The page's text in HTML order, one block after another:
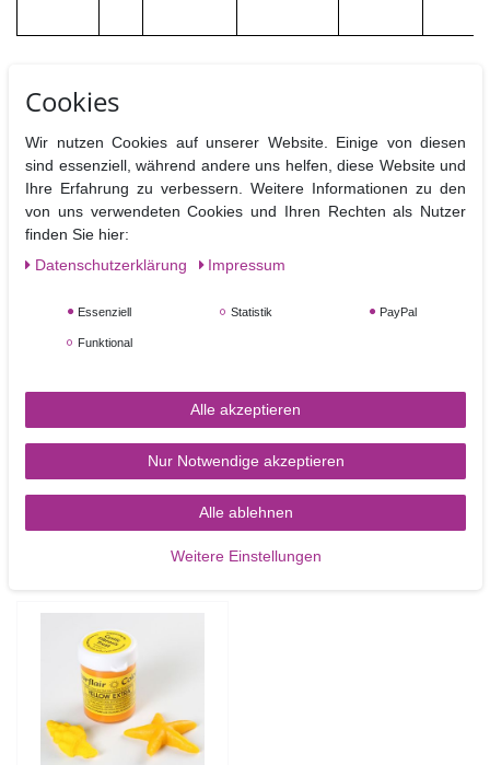
Ähnliche Artikel
4,20 €
| 168,00 € / Kilogramm
Artikel anzeigen
Pastel Daffodil -
Pastellgelb
4,20 €
In den Warenkorb
Cookies
Wir nutzen Cookies auf unserer Website. Einige von diesen
sind essenziell, während andere uns helfen, diese Website und
Ihre Erfahrung zu verbessern. Weitere Informationen zu den
von uns verwendeten Cookies und Ihren Rechten als Nutzer
finden Sie hier:
Daten­schutz­erklärung
Impressum
Essenziell Statistik PayPal
Funktional
Alle akzeptieren
Nur Notwendige akzeptieren
Alle ablehnen
Weitere Einstellungen